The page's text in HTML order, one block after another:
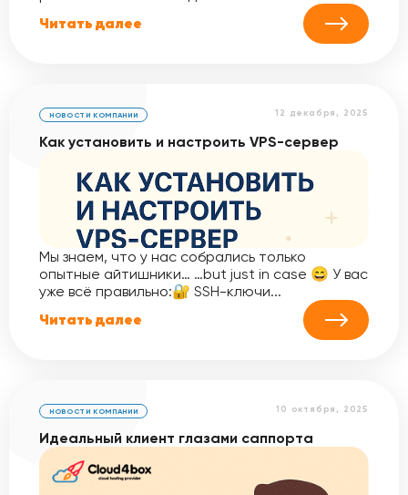
Читать далее
12 декабря, 2025
НОВОСТИ КОМПАНИИ
Как установить и настроить VPS-сервер
Мы знаем, что у нас собрались только
опытные айтишники… …but just in case 😄 У вас
уже всё правильно:🔐 SSH-ключи...
Читать далее
10 октября, 2025
НОВОСТИ КОМПАНИИ
Идеальный клиент глазами саппорта